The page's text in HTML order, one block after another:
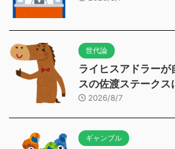
世代論
ライヒスアドラーが
スの佐渡ステークス
2026/8/7
ギャンブル